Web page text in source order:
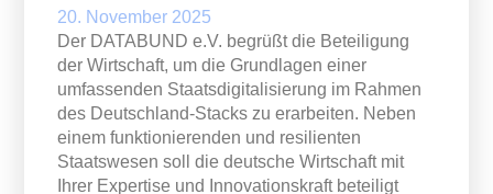
20. November 2025
Der DATABUND e.V. begrüßt die Beteiligung
der Wirtschaft, um die Grundlagen einer
umfassenden Staatsdigitalisierung im Rahmen
des Deutschland-Stacks zu erarbeiten. Neben
einem funktionierenden und resilienten
Staatswesen soll die deutsche Wirtschaft mit
Ihrer Expertise und Innovationskraft beteiligt